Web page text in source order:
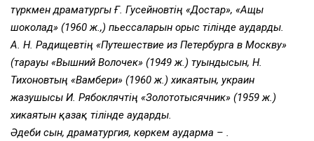
түркмен драматургы Ғ. Гусейновтің «Достар», «Ащы
шоколад» (1960 ж.,) пьессаларын орыс тілінде аударды.
А. Н. Радищевтің «Путешествие из Петербурга в Москву»
(тарауы «Вышний Волочек» (1949 ж.) туындысын, Н.
Тихоновтың «Вамбери» (1960 ж.) хикаятын, украин
жазушысы И. Рябоклячтің «Золототысячник» (1959 ж.)
хикаятын қазақ тілінде аударды.
Әдеби сын, драматургия, көркем аударма – Қ.